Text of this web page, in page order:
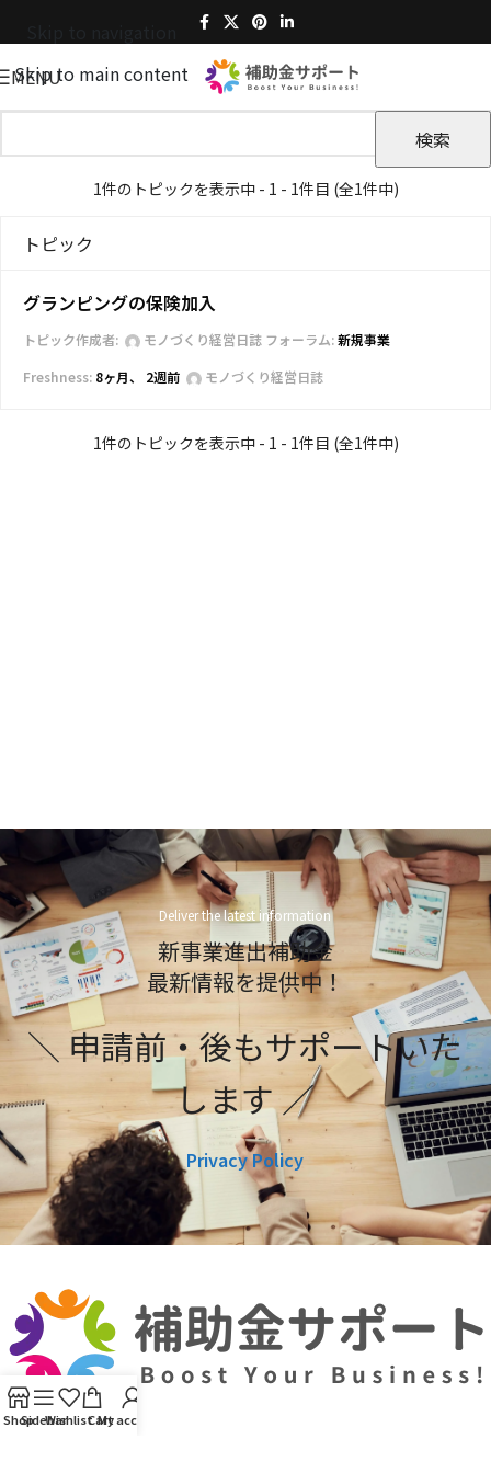
Skip to main content
MENU
1件のトピックを表示中 - 1 - 1件目 (全1件中)
トピック
グランピングの保険加入
トピック作成者: モノづくり経営日誌 フォーラム:新規事業
8ヶ月、 2週前
モノづくり経営日誌
1件のトピックを表示中 - 1 - 1件目 (全1件中)
Deliver the latest information
新事業進出補助金
最新情報を提供中！
＼ 申請前・後もサポートいた
します ／
Privacy Policy
ShopSidebarWishlistCart
My account